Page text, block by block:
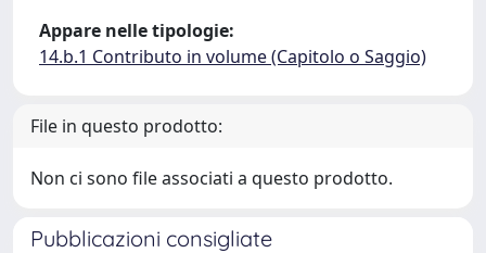
Appare nelle tipologie:
14.b.1 Contributo in volume (Capitolo o Saggio)
File in questo prodotto:
Non ci sono file associati a questo prodotto.
Pubblicazioni consigliate